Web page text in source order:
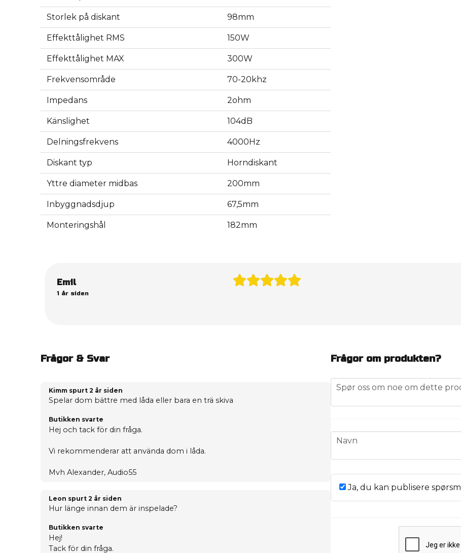
Storlek på diskant 98mm
Effekttålighet RMS 150W
Effekttålighet MAX 300W
Frekvensområde 70-20khz
Impedans 2ohm
Känslighet 104dB
Delningsfrekvens 4000Hz
Diskant typ Horndiskant
Yttre diameter midbas 200mm
Inbyggnadsdjup 67,5mm
Monteringshål 182mm
Emil
1 år siden
Frågor & Svar
Kimm spurt 2 år siden
Spelar dom bättre med låda eller bara en trä skiva
Butikken svarte
Hej och tack för din fråga.
Vi rekommenderar att använda dom i låda.
Mvh Alexander, Audio55
Leon spurt 2 år siden
Hur länge innan dem är inspelade?
Butikken svarte
Hej!
Tack för din fråga.
Frågor om produkten?
question
Spør oss om noe om dette
name
Navn
Ja, du kan publisere